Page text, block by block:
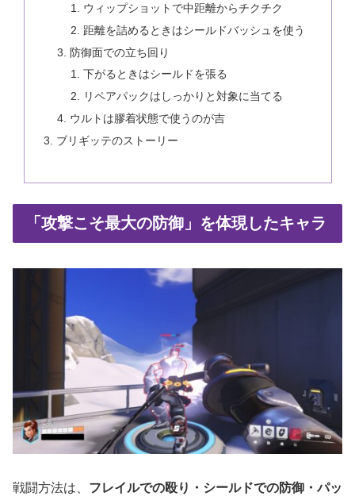
ウィップショットで中距離からチクチク
距離を詰めるときはシールドバッシュを使う
防御面での立ち回り
下がるときはシールドを張る
リペアパックはしっかりと対象に当てる
ウルトは膠着状態で使うのが吉
ブリギッテのストーリー
「攻撃こそ最大の防御」を体現したキャラ
戦闘方法は、 フレイルでの殴り・シールドでの防御・パッ